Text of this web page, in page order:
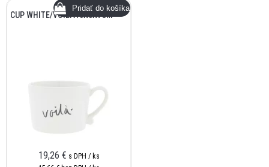
CUP WHITE/VOILA10X8X7CM
19,26 € s DPH / ks